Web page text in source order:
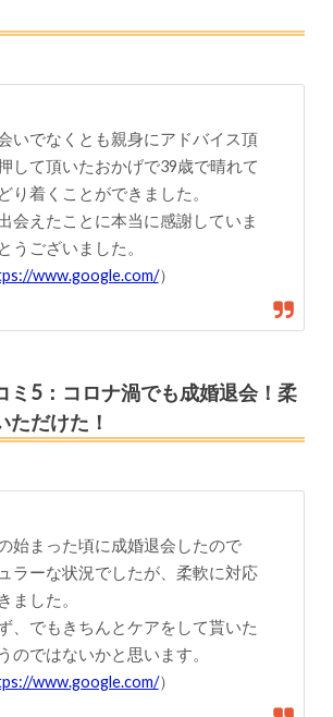
いでなくとも親身にアドバイス頂
して頂いたおかげで39歳で晴れて
り着くことができました。
会えたことに本当に感謝していま
うございました。
www.google.com/）
ミ5：コロナ渦でも成婚退会！柔
ただけた！
始まった頃に成婚退会したので
ラーな状況でしたが、柔軟に対応
ました。
、でもきちんとケアをして貰いた
のではないかと思います。
www.google.com/）